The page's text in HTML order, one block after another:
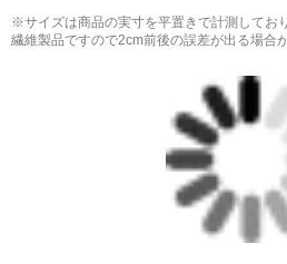
※サイズは商品の実寸を平置きで計測してお
繊維製品ですので2cm前後の誤差が出る場合